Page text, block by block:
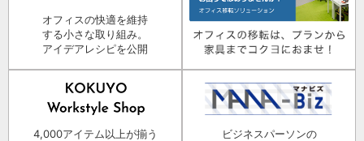
オフィスの快適を維持
する小さな取り組み。
アイデアレシピを公開
4,000アイテム以上が揃う
ビジネスパーソンの